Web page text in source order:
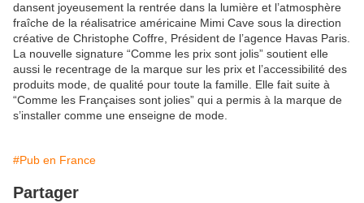
dansent joyeusement la rentrée dans la lumière et l’atmosphère
fraîche de la réalisatrice américaine Mimi Cave sous la direction
créative de Christophe Coffre, Président de l’agence Havas Paris.
La nouvelle signature “Comme les prix sont jolis” soutient elle
aussi le recentrage de la marque sur les prix et l’accessibilité des
produits mode, de qualité pour toute la famille. Elle fait suite à
“Comme les Françaises sont jolies” qui a permis à la marque de
s’installer comme une enseigne de mode.
#Pub en France
Partager